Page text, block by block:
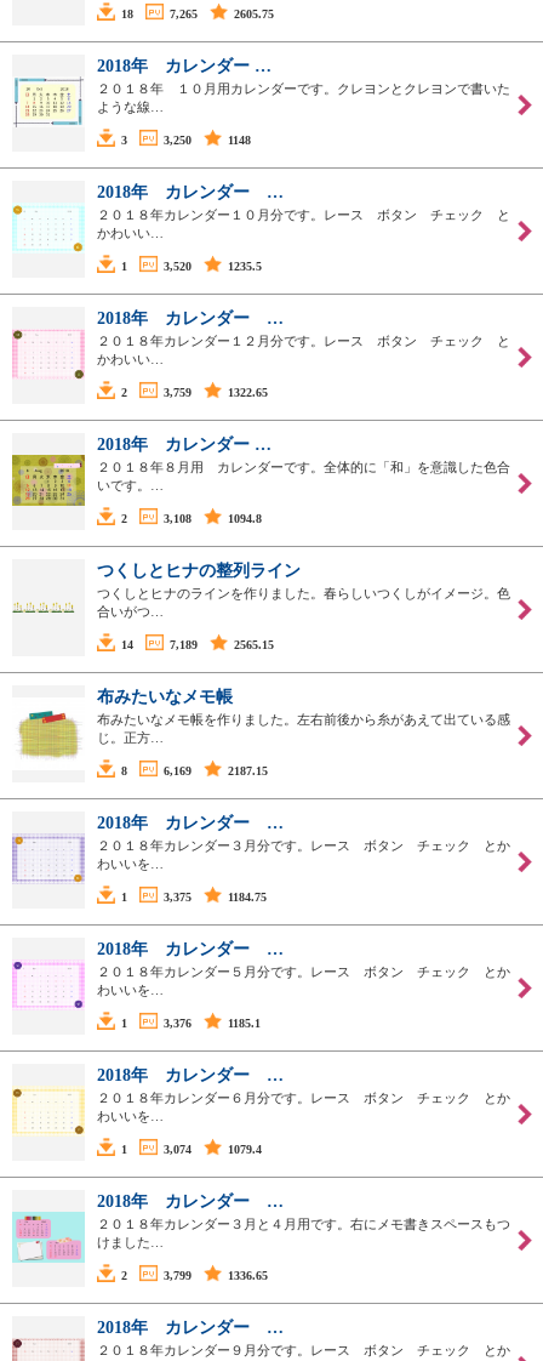
18 7,265 2605.75
2018年 カレンダー …
２０１８年 １０月用カレンダーです。クレヨンとクレヨンで書いた
ような線…
3 3,250 1148
2018年 カレンダー …
２０１８年カレンダー１０月分です。レース ボタン チェック と
かわいい…
1 3,520 1235.5
2018年 カレンダー …
２０１８年カレンダー１２月分です。レース ボタン チェック と
かわいい…
2 3,759 1322.65
2018年 カレンダー …
２０１８年８月用 カレンダーです。全体的に「和」を意識した色合
いです。…
2 3,108 1094.8
つくしとヒナの整列ライン
つくしとヒナのラインを作りました。春らしいつくしがイメージ。色
合いがつ…
14 7,189 2565.15
布みたいなメモ帳
布みたいなメモ帳を作りました。左右前後から糸があえて出ている感
じ。正方…
8 6,169 2187.15
2018年 カレンダー …
２０１８年カレンダー３月分です。レース ボタン チェック とか
わいいを…
1 3,375 1184.75
2018年 カレンダー …
２０１８年カレンダー５月分です。レース ボタン チェック とか
わいいを…
1 3,376 1185.1
2018年 カレンダー …
２０１８年カレンダー６月分です。レース ボタン チェック とか
わいいを…
1 3,074 1079.4
2018年 カレンダー …
２０１８年カレンダー３月と４月用です。右にメモ書きスペースもつ
けました…
2 3,799 1336.65
2018年 カレンダー …
２０１８年カレンダー９月分です。レース ボタン チェック とか